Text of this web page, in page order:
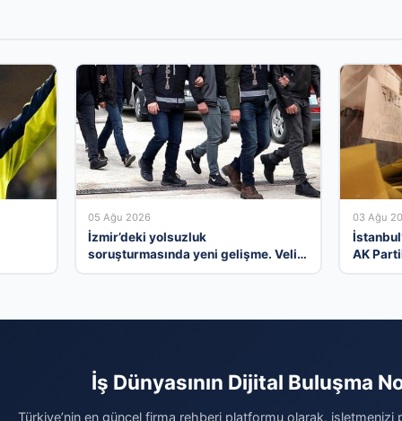
05 Ağu 2026
İzmir’deki yolsuzluk
soruşturmasında yeni gelişme. Veli
03 Ağu
AK
İş Dünyasının Dijital Buluşma
Türkiye’nin en güncel firma rehberi platformu olarak, işletmenizi